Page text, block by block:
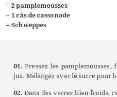
– 2 pamplemousses
– 1 càs de cassonade
– Schweppes
01. Pressez les
jus. Mélangez avec le sucre pour
02. Dans des verres bien froids,